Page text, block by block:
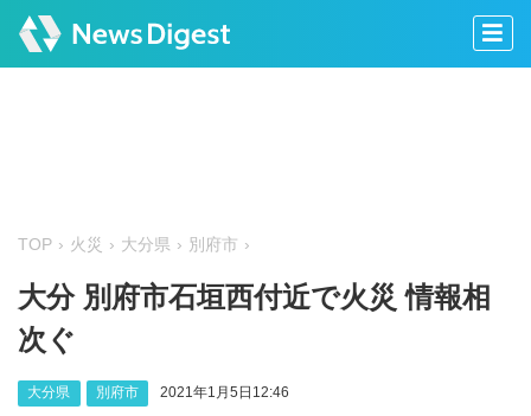
TOP 火災 大分県 別府市
大分 別府市石垣西付近で火災 情報相
次ぐ
大分県 別府市 2021年1月5日12:46